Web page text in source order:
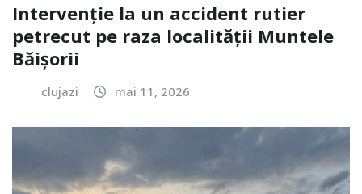
Intervenție la un accident rutier
petrecut pe raza localității Muntele
Băișorii
clujazi mai 11, 2026